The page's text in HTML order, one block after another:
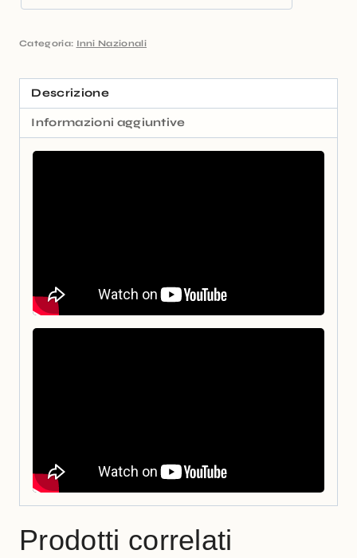
Categoria: Inni Nazionali
Descrizione
Informazioni aggiuntive
Prodotti correlati